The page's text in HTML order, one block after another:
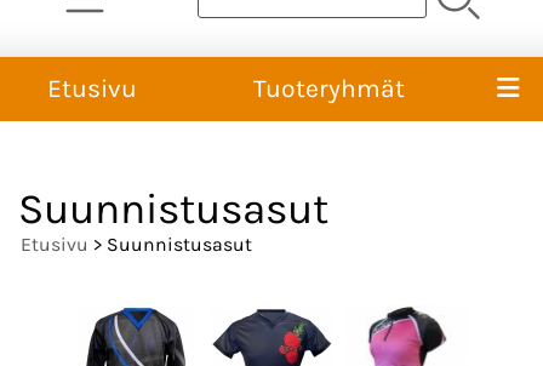
Etusivu Tuoteryhmät
Suunnistusasut
Etusivu > Suunnistusasut